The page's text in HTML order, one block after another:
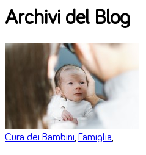
Archivi del Blog
Cura dei Bambini, Famiglia,